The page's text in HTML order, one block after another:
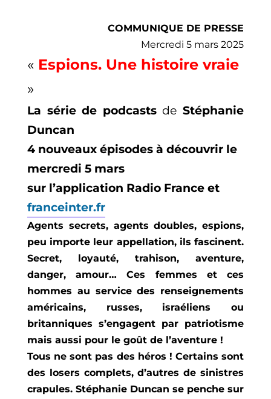
COMMUNIQUE DE PRESSE
Mercredi 5 mars 2025
« Espions. Une histoire vraie
»
La série de podcasts de Stéphanie
Duncan
4 nouveaux épisodes à découvrir le
mercredi 5 mars
sur l’application Radio France et
franceinter.fr
Agents secrets, agents doubles, espions,
peu importe leur appellation, ils fascinent.
Secret, loyauté, trahison, aventure,
danger, amour… Ces femmes et ces
hommes au service des renseignements
américains, russes, israéliens ou
britanniques s’engagent par patriotisme
mais aussi pour le goût de l’aventure !
Tous ne sont pas des héros ! Certains sont
des losers complets, d’autres de sinistres
crapules. Stéphanie Duncan se penche sur